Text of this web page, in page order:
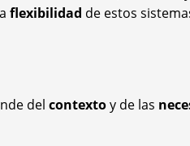
flexibilidad de estos
del contextoy de las